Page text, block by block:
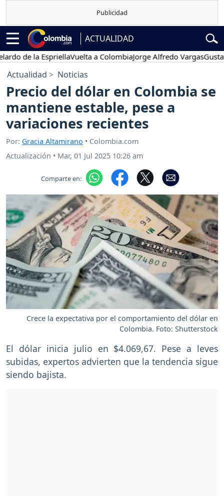
ACTUALIDAD
de la EspriellaVuelta a ColombiaJorge Alfredo VargasGustavo
Actualidad Noticias
Precio del dólar en Colombia se
mantiene estable, pese a
variaciones recientes
Por: Gracia Altamirano • Colombia.com
Actualización • Mar, 01 Jul 2025 10:26 am
Comparte en:
Crece la expectativa por el comportamiento del dólar en
Colombia. Foto: Shutterstock
El dólar inicia julio en $4.069,67. Pese a leves
subidas, expertos advierten que la tendencia sigue
siendo bajista.